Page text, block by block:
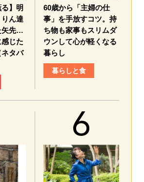
】明
りん達
矢先…
じた
タバ
60歳から「主婦の仕
事」を手放すコツ。持
ち物も家事もスリムダ
ウンして心が軽くなる
暮らし
暮らしと食